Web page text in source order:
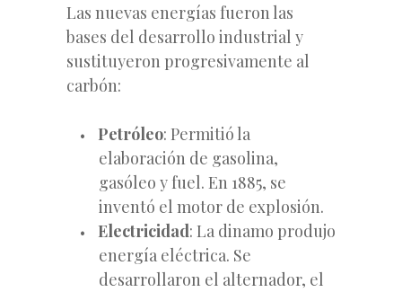
Las nuevas energías fueron las
bases del desarrollo industrial y
sustituyeron progresivamente al
carbón:
Petróleo: Permitió la
elaboración de gasolina,
gasóleo y fuel. En 1885, se
inventó el motor de explosión.
Electricidad: La dinamo produjo
energía eléctrica. Se
desarrollaron el alternador, el